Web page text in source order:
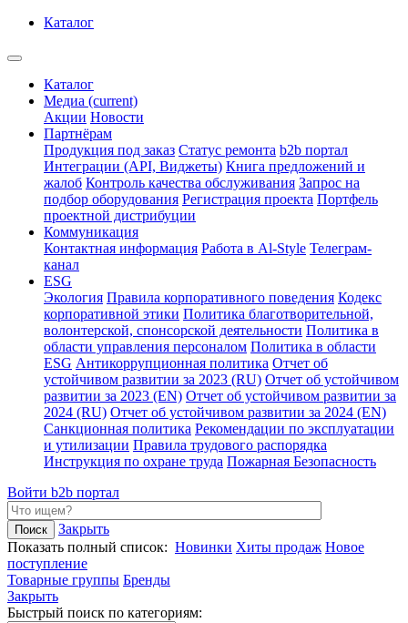
Каталог
Каталог
Медиа (current)
Акции Новости
Партнёрам
Продукция под заказ Статус ремонта b2b портал
Интеграции (API, Виджеты) Книга предложений и
жалоб Контроль качества обслуживания Запрос на
подбор оборудования Регистрация проекта Портфель
проектной дистрибуции
Коммуникация
Контактная информация Работа в Al-Style Телеграм-
канал
ESG
Экология Правила корпоративного поведения Кодекс
корпоративной этики Политика благотворительной,
волонтерской, спонсорской деятельности Политика в
области управления персоналом Политика в области
ESG Антикоррупционная политика Отчет об
устойчивом развитии за 2023 (RU) Отчет об устойчивом
развитии за 2023 (EN) Отчет об устойчивом развитии за
2024 (RU) Отчет об устойчивом развитии за 2024 (EN)
Санкционная политика Рекомендации по эксплуатации
и утилизации Правила трудового распорядка
Инструкция по охране труда Пожарная Безопасность
Войти b2b портал
Закрыть
Показать полный список: Новинки Хиты продаж Новое
поступление
Товарные группы Бренды
Закрыть
Быстрый поиск по категориям: